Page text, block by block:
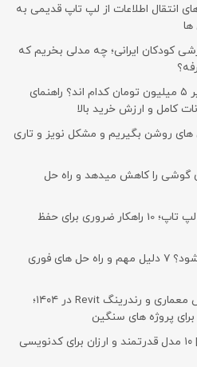
انتقال اطلاعات از لپ تاپ قدیمی به
کودکان ایرانی؛ چه مدلی بخریم که
بهترین ساعت های هوشمند زیر ۵ میلیون تومان کدام اند؟ راهنمای
کامل و ارزش خرید بالا
روشن بگیریم و مشکل نویز و تاری
گوشی را کاهش میدهد و راه حل
آموزش جلوگیری از هک شدن لپ تاپ؛ 10 راهکار ضروری برای حفظ
چرا لپتاپ شما ناگهان کند می شود؟ ۷ دلیل مهم و راه حل های فوری
راهنمای خرید لپ تاپ مخصوص معماری و رندرینگ Revit در ۱۴۰۴؛
پروژه های سنگین
لپتاپ برنامه نویسی اقتصادی | ۱۰ مدل قدرتمند و ارزان برای کدنویسی